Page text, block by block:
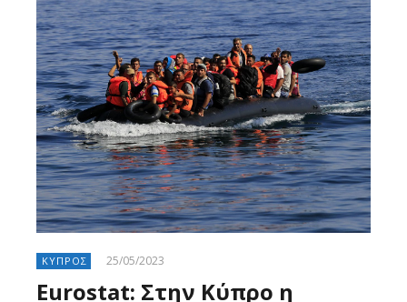
ΚΥΠΡΟΣ 25/05/2023
Eurostat: Στην Κύπρο η